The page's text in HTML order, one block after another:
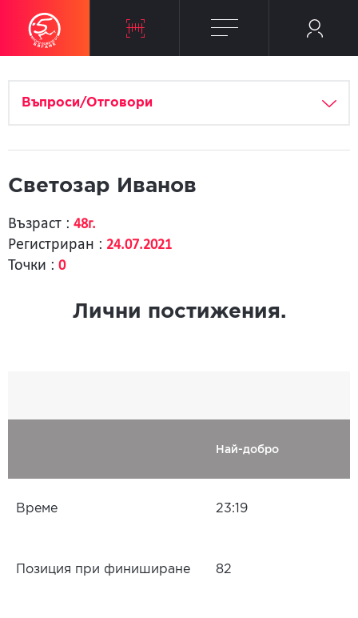
Въпроси/Отговори
Светозар Иванов
Възраст : 48г.
Регистриран : 24.07.2021
Точки : 0
Лични постижения.
Най-добро
Време 23:19
Позиция при финиширане 82